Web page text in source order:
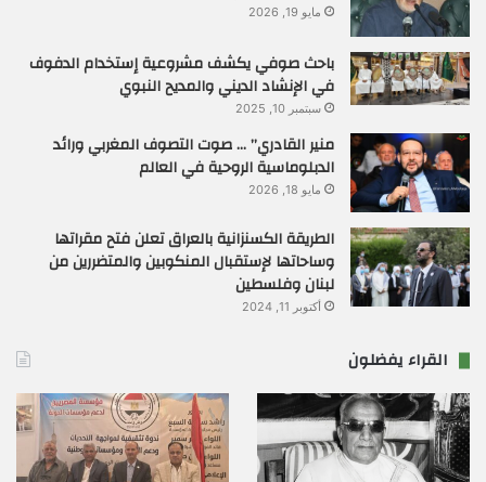
مايو 19, 2026
باحث صوفي يكشف مشروعية إستخدام الدفوف
في الإنشاد الديني والمديح النبوي
سبتمبر 10, 2025
منير القادري” … صوت التصوف المغربي ورائد
الدبلوماسية الروحية في العالم
مايو 18, 2026
الطريقة الكسنزانية بالعراق تعلن فتح مقراتها
وساحاتها لإستقبال المنكوبين والمتضررين من
لبنان وفلسطين
أكتوبر 11, 2024
القراء يفضلون